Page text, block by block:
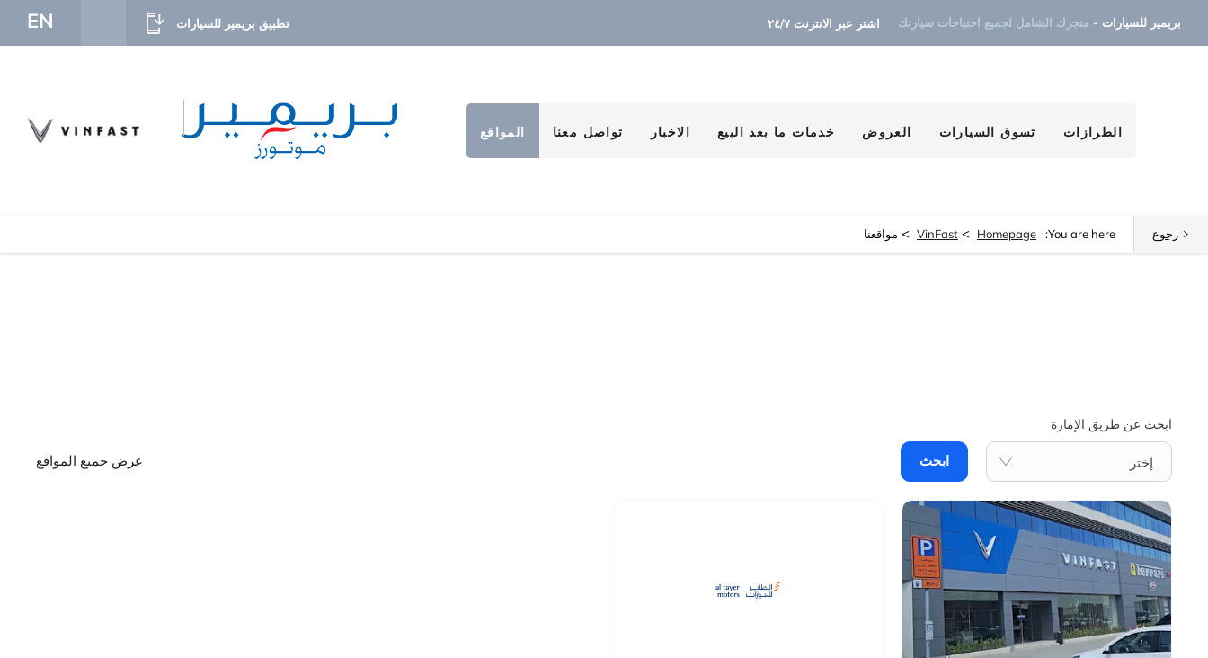
بريمير للسيارات - متجرك الشامل لجميع احتياجات سيارتك اشتر عبر الانترنت ٢٤/٧ EN تطبيق بريمير للسيارات
الطرازات تسوق السيارات العروض خدمات ما بعد البيع الاخبار تواصل معنا المواقع
رجوع You are here:
Homepage
>
VinFast
> مواقعنا
ابحث عن طريق الإمارة
إختر ابحث عرض جميع المواقع